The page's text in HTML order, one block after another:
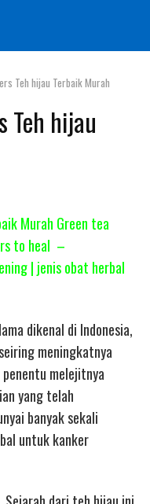
Teh hijau Terbaik Murah
Teh hijau
Murah Green tea
to heal –
| jenis obat herbal
dikenal di Indonesia,
meningkatnya
melejitnya
yang telah
banyak sekali
untuk kanker